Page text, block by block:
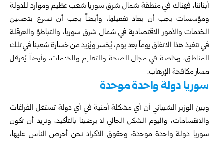
أبنائنا، فهناك في منطقة شمال شرق سوريا شعب عظيم وموارد للدولة
ومؤسسات يجب أن يعاد تفعيلها، وأيضاً يجب أن نسرع بتحسين
الخدمات والأمور الاقتصادية في شمال شرق سوريا، والتباطؤ والعرقلة
في تنفيذ هذا الاتفاق يوماً بعد يوم، يُخسر ويُزيد من خسارة شعبنا في تلك
المناطق، وخاصة في مجال الصحة والتعليم والخدمات، وأيضاً يُعرقل
مسار مكافحة الإرهاب.
سوريا دولة واحدة موحدة
وبين الوزير الشيباني أن أي مشكلة أمنية في أي دولة تستغل الفراغات
والانقسامات، واليوم الشكل الحالي لا يرضينا بالتأكيد، ونريد أن تكون
سوريا دولة واحدة موحدة، وحقوق الأكراد نحن أحرص الناس عليها،